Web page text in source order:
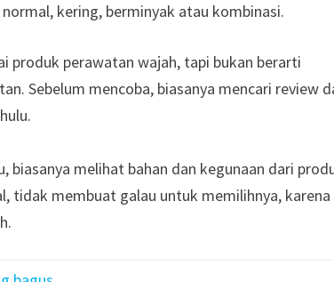
kering, berminyak atau kombinasi.
produk perawatan wajah, tapi bukan berarti
Sebelum mencoba, biasanya mencari review
melihat bahan dan kegunaan dari
tidak membuat galau untuk memilihnya, karena